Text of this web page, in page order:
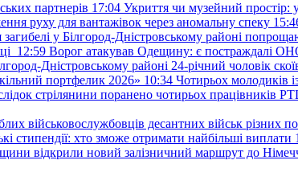
партнерів 17:04 Укриття чи музейний простір:
руху для вантажівок через аномальну спеку
загибелі у Білгород-Дністровському районі
12:59 Ворог атакував Одещину: є постраждалі
Дністровському районі 24-річний чоловік
портфелик 2026» 10:34 Чотирьох молодиків
стрілянини поранено чотирьох працівників
військовослужбовців десантних військ різних
стипендії: хто зможе отримати найбільші виплати
відкрили новий залізничний маршрут до